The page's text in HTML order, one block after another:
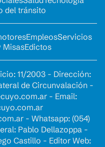
del tránsito
EmpleosServicios
MisasEdictos
11/2003 - Dirección:
de Circunvalación -
- Email:
- Whatsapp: (054)
Pablo Dellazoppa -
Castillo - Editor Web: